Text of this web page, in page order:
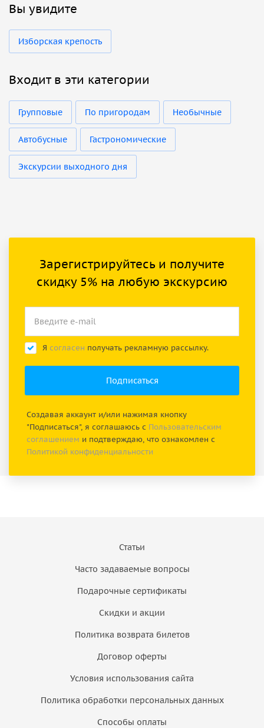
Вы увидите
Изборская крепость
Входит в эти категории
Групповые По пригородам Необычные
Автобусные Гастрономические
Экскурсии выходного дня
Зарегистрируйтесь и получите
скидку 5% на любую экскурсию
Я согласен получать рекламную рассылку.
Создавая аккаунт и/или нажимая кнопку
"Подписаться", я соглашаюсь с Пользовательским
соглашением и подтверждаю, что ознакомлен с
Политикой конфиденциальности
Статьи
Часто задаваемые вопросы
Подарочные сертификаты
Скидки и акции
Политика возврата билетов
Договор оферты
Условия использования сайта
Политика обработки персональных данных
Способы оплаты